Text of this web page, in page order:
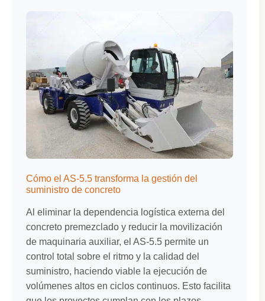
Cómo el AS-5.5 transforma la gestión del
suministro de concreto
Al eliminar la dependencia logística externa del
concreto premezclado y reducir la movilización
de maquinaria auxiliar, el AS-5.5 permite un
control total sobre el ritmo y la calidad del
suministro, haciendo viable la ejecución de
volúmenes altos en ciclos continuos. Esto facilita